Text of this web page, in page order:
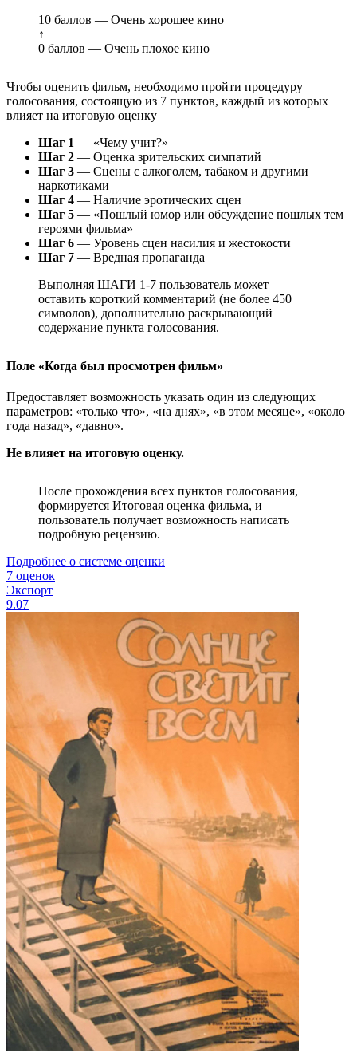
10 баллов — Очень хорошее кино
↑
0 баллов — Очень плохое кино
Чтобы оценить фильм, необходимо пройти процедуру
голосования, состоящую из 7 пунктов, каждый из которых
влияет на итоговую оценку
Шаг 1 — «Чему учит?»
Шаг 2 — Оценка зрительских симпатий
Шаг 3 — Сцены с алкоголем, табаком и другими
наркотиками
Шаг 4 — Наличие эротических сцен
Шаг 5 — «Пошлый юмор или обсуждение пошлых тем
героями фильма»
Шаг 6 — Уровень сцен насилия и жестокости
Шаг 7 — Вредная пропаганда
Выполняя ШАГИ 1-7 пользователь может
оставить короткий комментарий (не более 450
символов), дополнительно раскрывающий
содержание пункта голосования.
Поле «Когда был просмотрен фильм»
Предоставляет возможность указать один из следующих
параметров: «только что», «на днях», «в этом месяце», «около
года назад», «давно».
Не влияет на итоговую оценку.
После прохождения всех пунктов голосования,
формируется Итоговая оценка фильма, и
пользователь получает возможность написать
подробную рецензию.
Подробнее о системе оценки
7 оценок
Экспорт
9.07